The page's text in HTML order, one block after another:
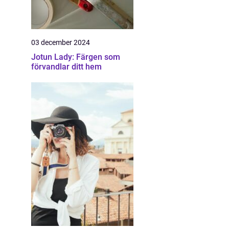
03 december 2024
Jotun Lady: Färgen som
förvandlar ditt hem